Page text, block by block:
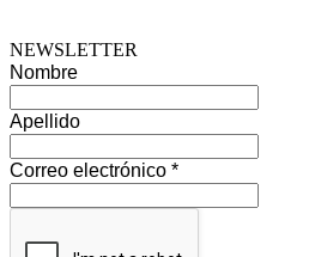
NEWSLETTER
Nombre
Apellido
Correo electrónico *